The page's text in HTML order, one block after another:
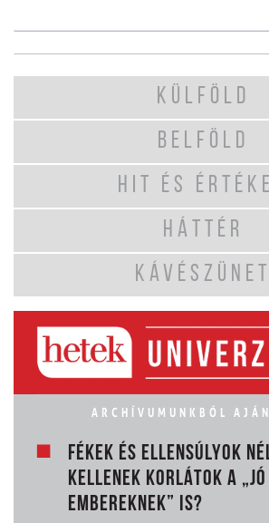
KÜLFÖLD
BELFÖLD
HIT ÉS
HÁTTÉR
KÁVÉSZÜNET
ARCHÍVUMUNKBÓL
FÉKEK ÉS ELLENSÚLYOK
KELLENEK KORLÁTOK A „JÓ
EMBEREKNEK” IS?